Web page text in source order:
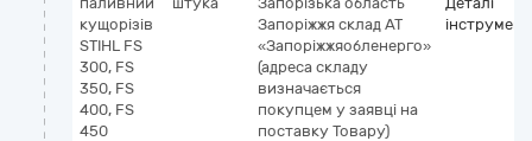
кущорізів
STIHL FS
300, FS
350, FS
400, FS
450
Запоріжжя склад АТ
«Запоріжжяобленерго»
(адреса складу
визначається
покупцем у заявці на
поставку Товару)